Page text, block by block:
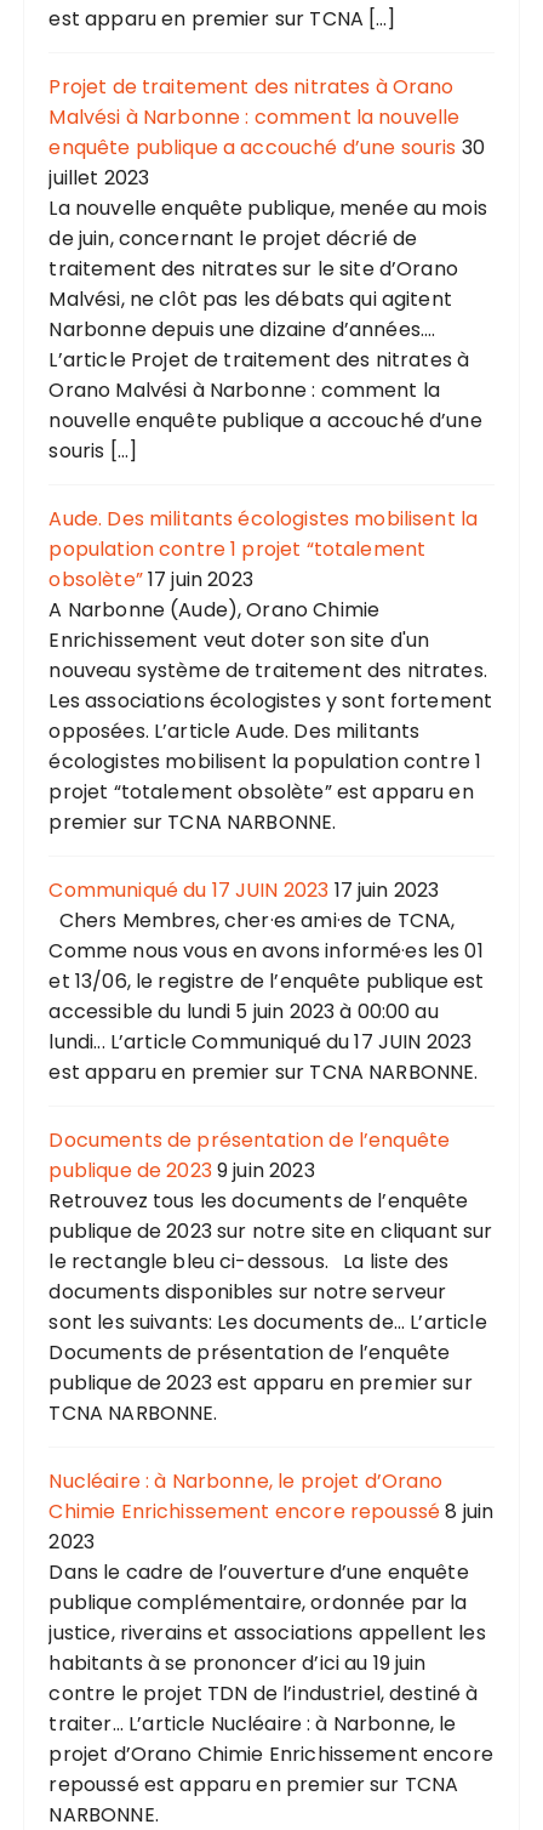
est apparu en premier sur TCNA […]
Projet de traitement des nitrates à Orano
Malvési à Narbonne : comment la nouvelle
enquête publique a accouché d’une souris 30
juillet 2023
La nouvelle enquête publique, menée au mois
de juin, concernant le projet décrié de
traitement des nitrates sur le site d’Orano
Malvési, ne clôt pas les débats qui agitent
Narbonne depuis une dizaine d’années....
L’article Projet de traitement des nitrates à
Orano Malvési à Narbonne : comment la
nouvelle enquête publique a accouché d’une
souris […]
Aude. Des militants écologistes mobilisent la
population contre 1 projet “totalement
obsolète”17 juin 2023
A Narbonne (Aude), Orano Chimie
Enrichissement veut doter son site d'un
nouveau système de traitement des nitrates.
Les associations écologistes y sont fortement
opposées. L’article Aude. Des militants
écologistes mobilisent la population contre 1
projet “totalement obsolète” est apparu en
premier sur TCNA NARBONNE.
Communiqué du 17 JUIN 2023 17 juin 2023
Chers Membres, cher·es ami·es de TCNA,
Comme nous vous en avons informé·es les 01
et 13/06, le registre de l’enquête publique est
accessible du lundi 5 juin 2023 à 00:00 au
lundi... L’article Communiqué du 17 JUIN 2023
est apparu en premier sur TCNA NARBONNE.
Documents de présentation de l’enquête
publique de 20239 juin 2023
Retrouvez tous les documents de l’enquête
publique de 2023 sur notre site en cliquant sur
le rectangle bleu ci-dessous. La liste des
documents disponibles sur notre serveur
sont les suivants: Les documents de... L’article
Documents de présentation de l’enquête
publique de 2023 est apparu en premier sur
TCNA NARBONNE.
Nucléaire : à Narbonne, le projet d’Orano
Chimie Enrichissement encore repoussé8 juin
2023
Dans le cadre de l’ouverture d’une enquête
publique complémentaire, ordonnée par la
justice, riverains et associations appellent les
habitants à se prononcer d’ici au 19 juin
contre le projet TDN de l’industriel, destiné à
traiter... L’article Nucléaire : à Narbonne, le
projet d’Orano Chimie Enrichissement encore
repoussé est apparu en premier sur TCNA
NARBONNE.